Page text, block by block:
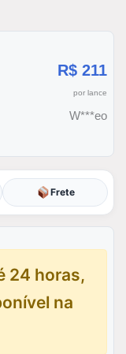
R$ 211
por lance
W***eo
Frete
24 horas,
na